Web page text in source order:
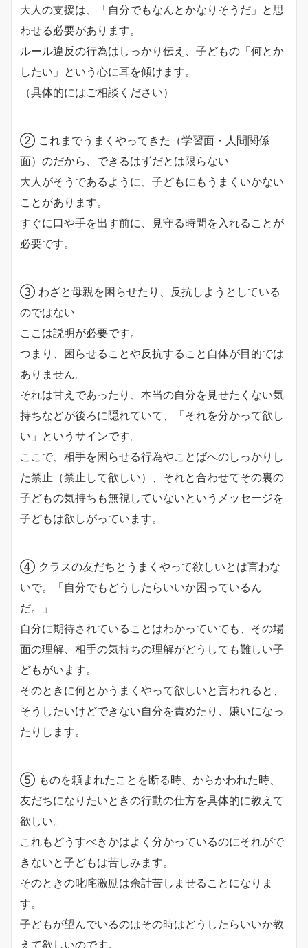
大人の支援は、「自分でもなんとかなりそうだ」と思
わせる必要があります。
ルール違反の行為はしっかり伝え、子どもの「何とか
したい」という心に耳を傾けます。
（具体的にはご相談ください）
② これまでうまくやってきた（学習面・人間関係
面）のだから、できるはずだとは限らない
大人がそうであるように、子どもにもうまくいかない
ことがあります。
すぐに口や手を出す前に、見守る時間を入れることが
必要です。
③ わざと母親を困らせたり、反抗しようとしている
のではない
ここは説明が必要です。
つまり、困らせることや反抗すること自体が目的では
ありません。
それは甘えであったり、本当の自分を見せたくない気
持ちなどが後ろに隠れていて、「それを分かって欲し
い」というサインです。
ここで、相手を困らせる行為やことばへのしっかりし
た禁止（禁止して欲しい）、それと合わせてその裏の
子どもの気持ちも無視していないというメッセージを
子どもは欲しがっています。
④ クラスの友だちとうまくやって欲しいとは言わな
いで。「自分でもどうしたらいいか困っているん
だ。」
自分に期待されていることはわかっていても、その場
面の理解、相手の気持ちの理解がどうしても難しい子
どもがいます。
そのときに何とかうまくやって欲しいと言われると、
そうしたいけどできない自分を責めたり、嫌いになっ
たりします。
⑤ ものを頼まれたことを断る時、からかわれた時、
友だちになりたいときの行動の仕方を具体的に教えて
欲しい。
これもどうすべきかはよく分かっているのにそれがで
きないと子どもは苦しみます。
そのときの叱咤激励は余計苦しませることになりま
す。
子どもが望んでいるのはその時はどうしたらいいか教
えて欲しいのです。